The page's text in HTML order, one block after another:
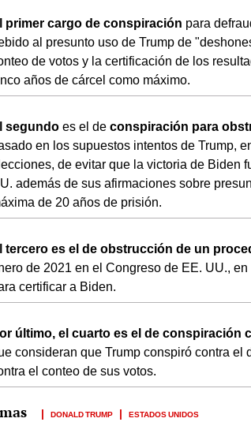
primer cargo de conspiración para
al presunto uso de Trump de
de votos y la certificación de los
años de cárcel como máximo.
segundo es el de conspiración para
en los supuestos intentos de Trump,
de evitar que la victoria de Biden
además de sus afirmaciones sobre
de 20 años de prisión.
tercero es el de obstrucción de un
de 2021 en el Congreso de EE. UU.,
certificar a Biden.
último, el cuarto es el de
consideran que Trump conspiró contra
el conteo de sus votos.
DONALD TRUMP ESTADOS UNIDOS